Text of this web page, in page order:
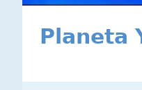
Planeta